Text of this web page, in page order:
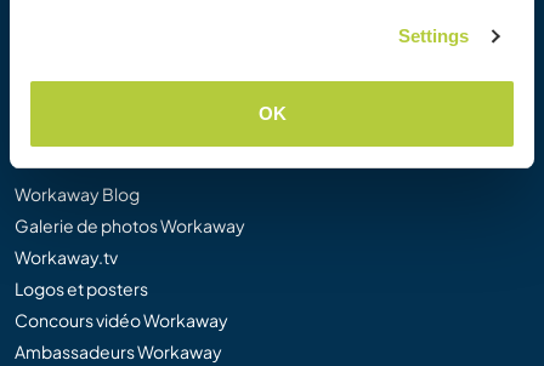
Settings
OK
Réductions et partenaires
Communauté
Workaway Blog
Galerie de photos Workaway
Workaway.tv
Logos et posters
Concours vidéo Workaway
Ambassadeurs Workaway